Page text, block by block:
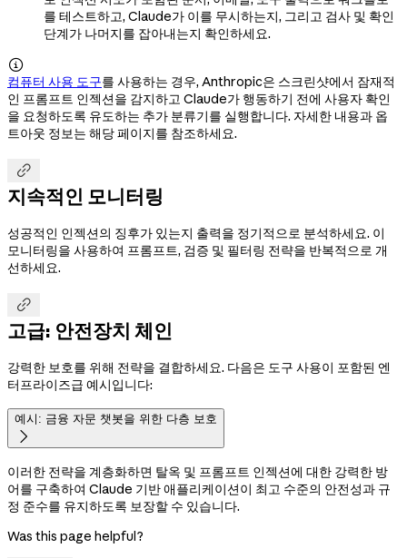
를 테스트하고, Claude가 이를 무시하는지, 그리고 검사 및 확인
단계가 나머지를 잡아내는지 확인하세요.

컴퓨터 사용 도구를 사용하는 경우, Anthropic은 스크린샷에서 잠재적
인 프롬프트 인젝션을 감지하고 Claude가 행동하기 전에 사용자 확인
을 요청하도록 유도하는 추가 분류기를 실행합니다. 자세한 내용과 옵
트아웃 정보는 해당 페이지를 참조하세요.

지속적인 모니터링
성공적인 인젝션의 징후가 있는지 출력을 정기적으로 분석하세요. 이
모니터링을 사용하여 프롬프트, 검증 및 필터링 전략을 반복적으로 개
선하세요.

고급: 안전장치 체인
강력한 보호를 위해 전략을 결합하세요. 다음은 도구 사용이 포함된 엔
터프라이즈급 예시입니다:
예시: 금융 자문 챗봇을 위한 다층 보호

이러한 전략을 계층화하면 탈옥 및 프롬프트 인젝션에 대한 강력한 방
어를 구축하여 Claude 기반 애플리케이션이 최고 수준의 안전성과 규
정 준수를 유지하도록 보장할 수 있습니다.
Was this page helpful?